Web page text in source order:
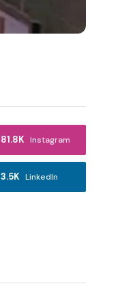
Instagram
81.8K
LinkedIn
3.5K